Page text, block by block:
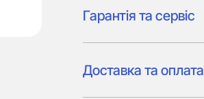
Гарантія та сервіс
Доставка та оплата